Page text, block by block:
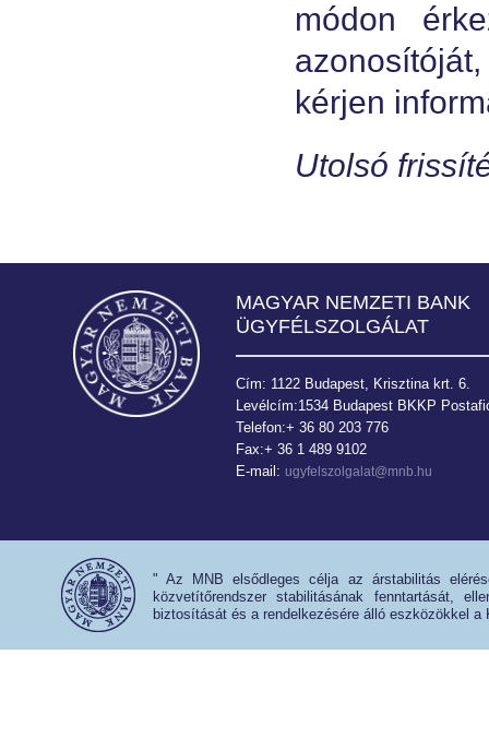
módon
kérjen
Utolsó
MAGYAR NEMZETI BANK
ÜGYFÉLSZOLGÁLAT
Cím: 1122 Budapest, Krisztina krt. 6.
Levélcím:1534 Budapest BKKP
Telefon:+ 36 80 203 776
Fax:+ 36 1 489 9102
E-mail: ugyfelszolgalat@mnb.hu
" Az MNB elsődleges célja az árstabilitás
közvetítőrendszer stabilitásának fenntartását,
biztosítását és a rendelkezésére álló eszközökkel a